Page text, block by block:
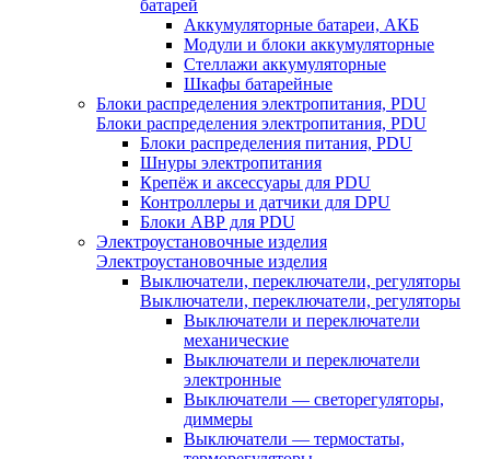
батарей
Аккумуляторные батареи, АКБ
Модули и блоки аккумуляторные
Стеллажи аккумуляторные
Шкафы батарейные
Блоки распределения электропитания, PDU
Блоки распределения электропитания, PDU
Блоки распределения питания, PDU
Шнуры электропитания
Крепёж и аксессуары для PDU
Контроллеры и датчики для DPU
Блоки АВР для PDU
Электроустановочные изделия
Электроустановочные изделия
Выключатели, переключатели, регуляторы
Выключатели, переключатели, регуляторы
Выключатели и переключатели
механические
Выключатели и переключатели
электронные
Выключатели — светорегуляторы,
диммеры
Выключатели — термостаты,